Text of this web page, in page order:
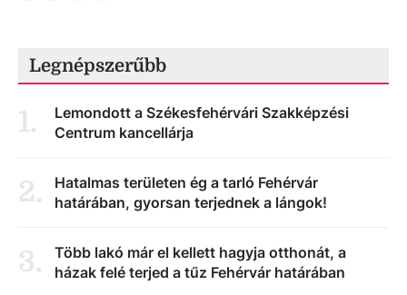
Legnépszerűbb
1.
Lemondott a Székesfehérvári Szakképzési
Centrum kancellárja
2.
Hatalmas területen ég a tarló Fehérvár
határában, gyorsan terjednek a lángok!
3.
Több lakó már el kellett hagyja otthonát, a
házak felé terjed a tűz Fehérvár határában